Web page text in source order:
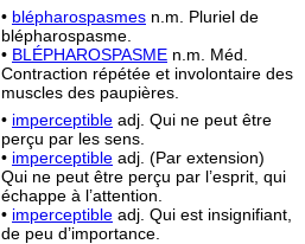
• blépharospasmes n.m. Pluriel de
blépharospasme.
• BLÉPHAROSPASME n.m. Méd.
Contraction répétée et involontaire des
muscles des paupières.
• imperceptible adj. Qui ne peut être
perçu par les sens.
• imperceptible adj. (Par extension)
Qui ne peut être perçu par l’esprit, qui
échappe à l’attention.
• imperceptible adj. Qui est insignifiant,
de peu d’importance.